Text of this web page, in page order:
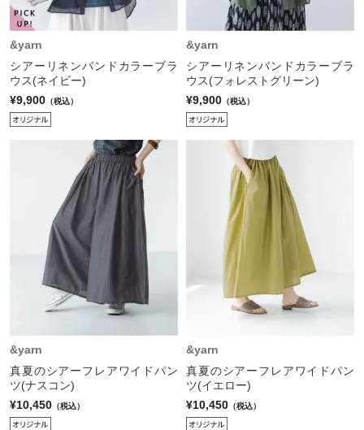
&yarn
シアーリネンバンドカラーブラ
ウス(ネイビー)
¥9,900 （税込）
&yarn
シアーリネンバンドカラーブラ
ウス(フォレストグリーン)
¥9,900 （税込）
&yarn
真夏のシアーフレアワイドパン
ツ(ナスコン)
¥10,450 （税込）
&yarn
真夏のシアーフレアワイドパン
ツ(イエロー)
¥10,450 （税込）